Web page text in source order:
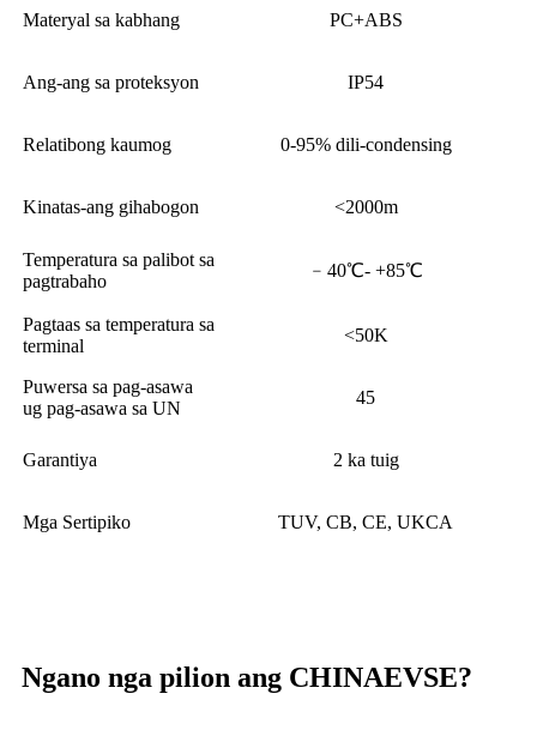
Materyal sa kabhang PC+ABS
Ang-ang sa proteksyon IP54
Relatibong kaumog 0-95% dili-condensing
Kinatas-ang gihabogon <2000m
Temperatura sa palibot sa
pagtrabaho
﹣40℃- +85℃
Pagtaas sa temperatura sa
terminal
<50K
Puwersa sa pag-asawa
ug pag-asawa sa UN
45
Garantiya 2 ka tuig
Mga Sertipiko TUV, CB, CE, UKCA
Ngano nga pilion ang CHINAEVSE?